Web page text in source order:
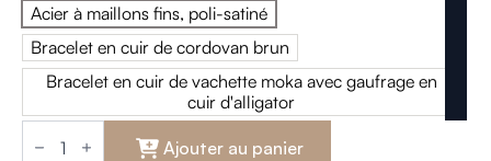
Acier à maillons fins, poli-satiné
Acier à maillons fins, poli-satiné
Bracelet en cuir de cordovan brun
Bracelet en cuir de cordovan brun
Bracelet en cuir de vachette moka avec gaufrage en
cuir d'alligatorBracelet en cuir de vachette
quantité
de
Ajouter au panier